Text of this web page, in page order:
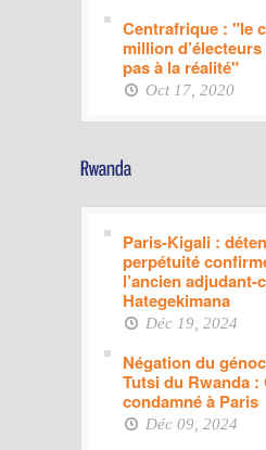
Centrafrique : "le
million
pas à la réalité"
Oct 17, 2020
Paris-Kigali :
perpétuité
l’ancien
Hategekimana
Déc 19, 2024
Négation du
Tutsi du Rwanda :
condamné à Paris
Déc 09, 2024